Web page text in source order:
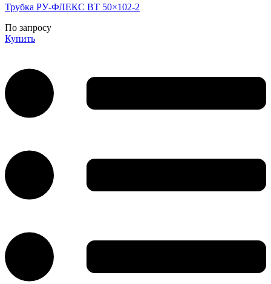
Трубка РУ-ФЛЕКС ВТ 50×102-2
По запросу
Купить